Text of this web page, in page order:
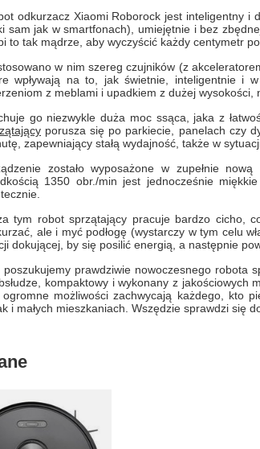
odkurzacz Xiaomi Roborock jest inteligentny i
sam jak w smartfonach), umiejętnie i bez
to tak mądrze, aby wyczyścić każdy centymetr
w nim szereg czujników (z
wpływają na to, jak świetnie, inteligentnie i
z meblami i upadkiem z dużej wysokości,
go niezwykle duża moc ssąca, jaka z
porusza się po parkiecie, panelach czy
zapewniający stałą wydajność, także w
zostało wyposażone w zupełnie
1350 obr./min jest jednocześnie
tym robot sprzątający pracuje bardzo cicho,
ale i myć podłogę (wystarczy w tym celu
dokującej, by się posilić energią, a następnie
poszukujemy prawdziwie nowoczesnego robota
kompaktowy i wykonany z
możliwości zachwycają każdego, kto
i małych mieszkaniach. Wszędzie sprawdzi się